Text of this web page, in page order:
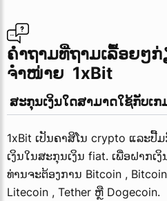
ຄຳຖາມທີ່ຖາມເລື້ອຍໆ
ຈຳໜ່າຍ  1xBit
ສະກຸນເງິນໃດສາມາດໃຊ້ກັບເກ
1xBit ເປັນຄາສິໂນ crypto ແລະປື້
ເງິນໃນສະກຸນເງິນ fiat. ເພື່ອຝາກເ
ທ່ານຈະຕ້ອງການ Bitcoin ,
Litecoin , Tether ຫຼື Dogecoin.